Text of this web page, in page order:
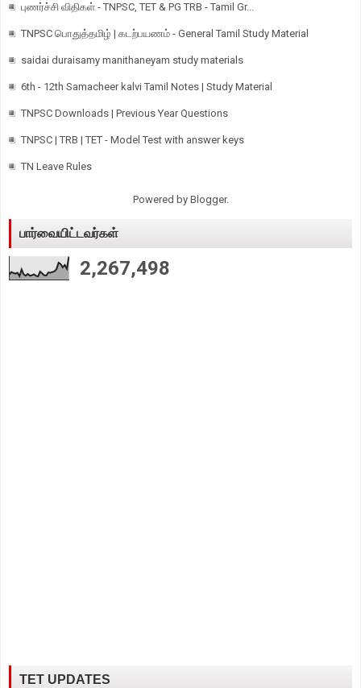
புணர்ச்சி விதிகள் - TNPSC, TET & PG TRB - Tamil Gr...
TNPSC பொதுத்தமிழ் | கடற்பயணம் - General Tamil Study Material
saidai duraisamy manithaneyam study materials
6th - 12th Samacheer kalvi Tamil Notes | Study Material
TNPSC Downloads | Previous Year Questions
TNPSC | TRB | TET - Model Test with answer keys
TN Leave Rules
Powered by Blogger.
பார்வையிட்டவர்கள்
2,267,498
TET UPDATES